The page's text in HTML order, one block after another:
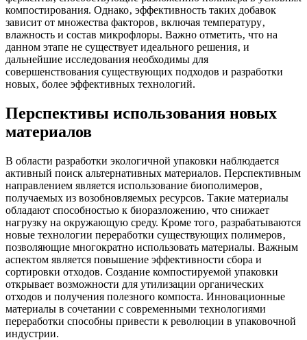
компостирования. Однако‚ эффективность таких добавок
зависит от множества факторов‚ включая температуру‚
влажность и состав микрофлоры. Важно отметить‚ что на
данном этапе не существует идеального решения‚ и
дальнейшие исследования необходимы для
совершенствования существующих подходов и разработки
новых‚ более эффективных технологий.
Перспективы использования новых
материалов
В области разработки экологичной упаковки наблюдается
активный поиск альтернативных материалов. Перспективным
направлением является использование биополимеров‚
получаемых из возобновляемых ресурсов. Такие материалы
обладают способностью к биоразложению‚ что снижает
нагрузку на окружающую среду. Кроме того‚ разрабатываются
новые технологии переработки существующих полимеров‚
позволяющие многократно использовать материалы. Важным
аспектом является повышение эффективности сбора и
сортировки отходов. Создание компостируемой упаковки
открывает возможности для утилизации органических
отходов и получения полезного компоста. Инновационные
материалы в сочетании с современными технологиями
переработки способны привести к революции в упаковочной
индустрии.